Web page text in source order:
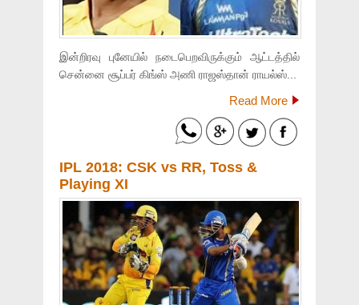
இன்றிரவு புனேயில் நடைபெறவிருக்கும் ஆட்டத்தில்
சென்னை சூப்பர் கிங்ஸ் அணி ராஜஸ்தான் ராயல்ஸ்...
Read More
IPL 2018: CSK vs RR, Toss &
Playing XI